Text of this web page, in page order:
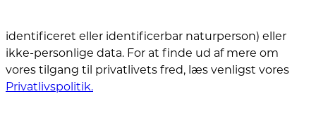
identificeret eller identificerbar naturperson) eller
ikke-personlige data. For at finde ud af mere om
vores tilgang til privatlivets fred, læs venligst vores
Privatlivspolitik.